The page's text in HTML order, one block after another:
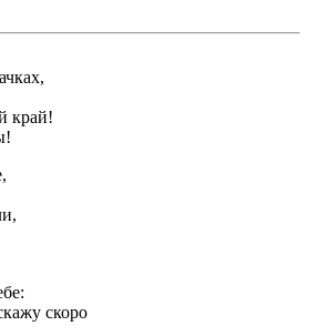
край!
скоро